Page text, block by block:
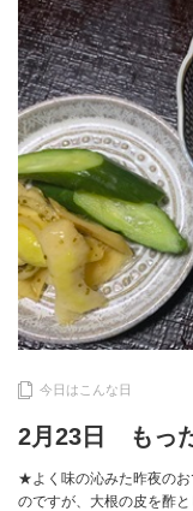
今日はこんな日
2月23日 もっ
★よく味の沁みた昨夜の
のですが、大根の皮を酢